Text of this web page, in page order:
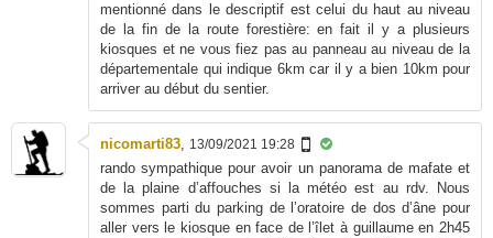
mentionné dans le descriptif est celui du haut au niveau
de la fin de la route forestière: en fait il y a plusieurs
kiosques et ne vous fiez pas au panneau au niveau de la
départementale qui indique 6km car il y a bien 10km pour
arriver au début du sentier.
nicomarti83, 13/09/2021 19:28
rando sympathique pour avoir un panorama de mafate et
de la plaine d’affouches si la météo est au rdv. Nous
sommes parti du parking de l’oratoire de dos d’âne pour
aller vers le kiosque en face de l’îlet à guillaume en 2h45